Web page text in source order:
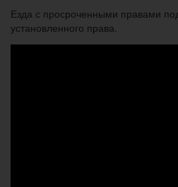
Езда с просроченными правами
установленного права.